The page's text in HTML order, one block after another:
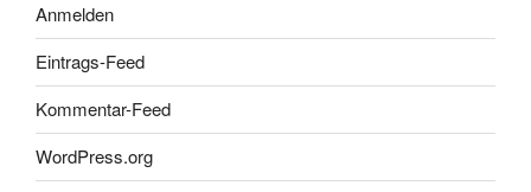
Anmelden
Eintrags-Feed
Kommentar-Feed
WordPress.org